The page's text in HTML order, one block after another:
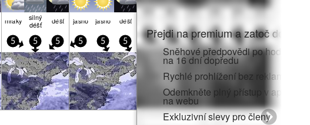
mraky silný
déšť déšť jasno jasno déšť
5 5 5 5 5 5
Přejdi na premium a zatoč do:
Sněhové předpovědi po hodinách
na 16 dní dopředu
Rychlé prohlížení bez reklam
Odemkněte plný přístup v aplikaci i
na webu
Exkluzivní slevy pro členy